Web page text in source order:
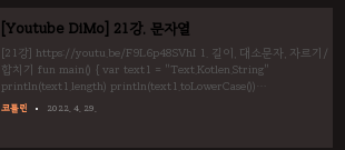
[Youtube DiMo] 21강. 문자열
[21강] https://youtu.be/F9L6p48SVhI 1. 길이, 대소문자, 자르기/
합치기 fun main() { var text1 = "Text.Kotlen.String"
println(text1.length) println(text1.toLowerCase())
println(text1.toUpperCase()) var text2 = text1.split(".")
코틀린 2022. 4. 29.